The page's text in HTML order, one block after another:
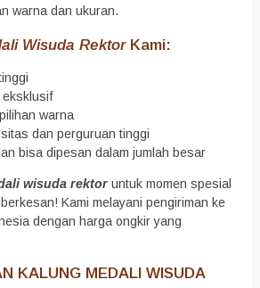
warna dan ukuran.
Wisuda RektorKami:
eksklusif
warna
dan perguruan tinggi
bisa dipesan dalam jumlah besar
wisuda rektor untuk momen spesial
Kami melayani pengiriman ke
dengan harga ongkir yang
KALUNG MEDALI WISUDA